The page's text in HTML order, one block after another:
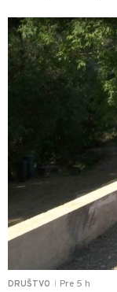
DRUŠTVO Pre 5 h